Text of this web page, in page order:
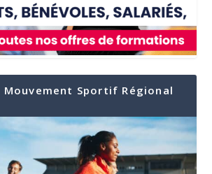
Mouvement Sportif Régional